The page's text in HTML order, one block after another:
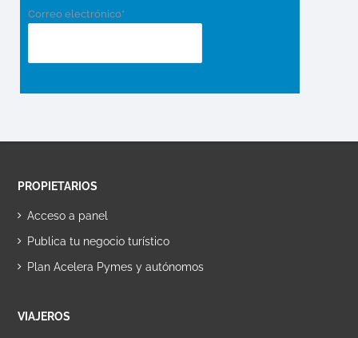
Correo electrónico*
PROPIETARIOS
Acceso a panel
Publica tu negocio turístico
Plan Acelera Pymes y autónomos
VIAJEROS